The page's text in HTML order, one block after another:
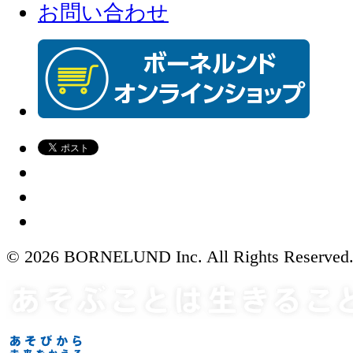
お問い合わせ
© 2026 BORNELUND Inc. All Rights Reserved.